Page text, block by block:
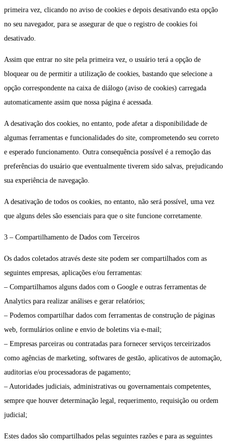
primeira vez, clicando no aviso de cookies e depois desativando esta opção
no seu navegador, para se assegurar de que o registro de cookies foi
desativado.
Assim que entrar no site pela primeira vez, o usuário terá a opção de
bloquear ou de permitir a utilização de cookies, bastando que selecione a
opção correspondente na caixa de diálogo (aviso de cookies) carregada
automaticamente assim que nossa página é acessada.
A desativação dos cookies, no entanto, pode afetar a disponibilidade de
algumas ferramentas e funcionalidades do site, comprometendo seu correto
e esperado funcionamento. Outra consequência possível é a remoção das
preferências do usuário que eventualmente tiverem sido salvas, prejudicando
sua experiência de navegação.
A desativação de todos os cookies, no entanto, não será possível, uma vez
que alguns deles são essenciais para que o site funcione corretamente.
3 – Compartilhamento de Dados com Terceiros
Os dados coletados através deste site podem ser compartilhados com as
seguintes empresas, aplicações e/ou ferramentas:
– Compartilhamos alguns dados com o Google e outras ferramentas de
Analytics para realizar análises e gerar relatórios;
– Podemos compartilhar dados com ferramentas de construção de páginas
web, formulários online e envio de boletins via e-mail;
– Empresas parceiras ou contratadas para fornecer serviços terceirizados
como agências de marketing, softwares de gestão, aplicativos de automação,
auditorias e/ou processadoras de pagamento;
– Autoridades judiciais, administrativas ou governamentais competentes,
sempre que houver determinação legal, requerimento, requisição ou ordem
judicial;
Estes dados são compartilhados pelas seguintes razões e para as seguintes